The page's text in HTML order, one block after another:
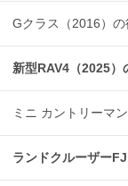
Gクラス（2016）
新型RAV4（2025）
ミニ カントリーマ
ランドクルーザー